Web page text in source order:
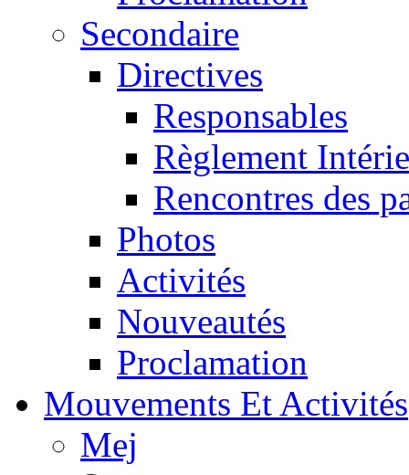
Secondaire
Directives
Responsables
Règlement
Rencontres des
Photos
Activités
Nouveautés
Proclamation
Mouvements Et Activités
Mej